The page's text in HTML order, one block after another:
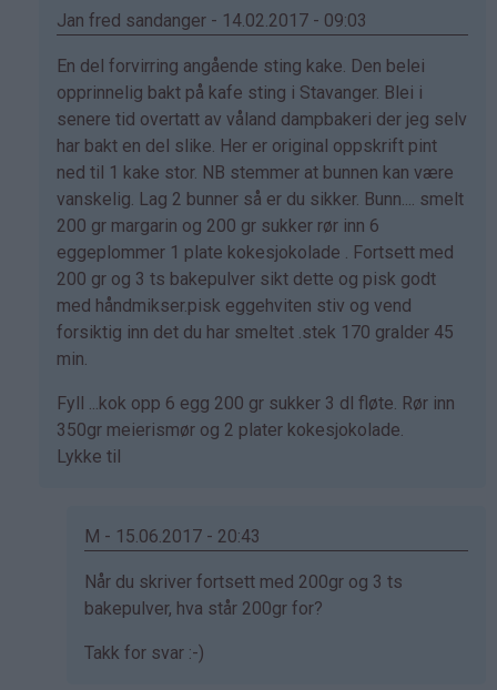
(ikke
Jan fred sandanger - 14.02.2017 - 09:03
Som
svar
på
av
Marianne
(ikke
bekreftet)
En del forvirring angående sting kake. Den belei
opprinnelig bakt på kafe sting i Stavanger. Blei i
senere tid overtatt av våland dampbakeri der jeg selv
har bakt en del slike. Her er original oppskrift pint
ned til 1 kake stor. NB stemmer at bunnen kan være
vanskelig. Lag 2 bunner så er du sikker. Bunn.... smelt
200 gr margarin og 200 gr sukker rør inn 6
eggeplommer 1 plate kokesjokolade . Fortsett med
200 gr og 3 ts bakepulver sikt dette og pisk godt
med håndmikser.pisk eggehviten stiv og vend
forsiktig inn det du har smeltet .stek 170 gralder 45
min.
Fyll ...kok opp 6 egg 200 gr sukker 3 dl fløte. Rør inn
350gr meierismør og 2 plater kokesjokolade.
Lykke til
M - 15.06.2017 - 20:43
Som
svar
av
Når du skriver fortsett med 200gr og 3 ts
bakepulver, hva står 200gr for?
Takk for svar :-)